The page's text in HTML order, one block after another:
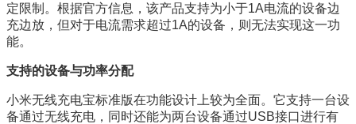
定限制。根据官方信息，该产品支持为小于1A电流的设备边
充边放，但对于电流需求超过1A的设备，则无法实现这一功
能。
支持的设备与功率分配
小米无线充电宝标准版在功能设计上较为全面。它支持一台设
备通过无线充电，同时还能为两台设备通过USB接口进行有